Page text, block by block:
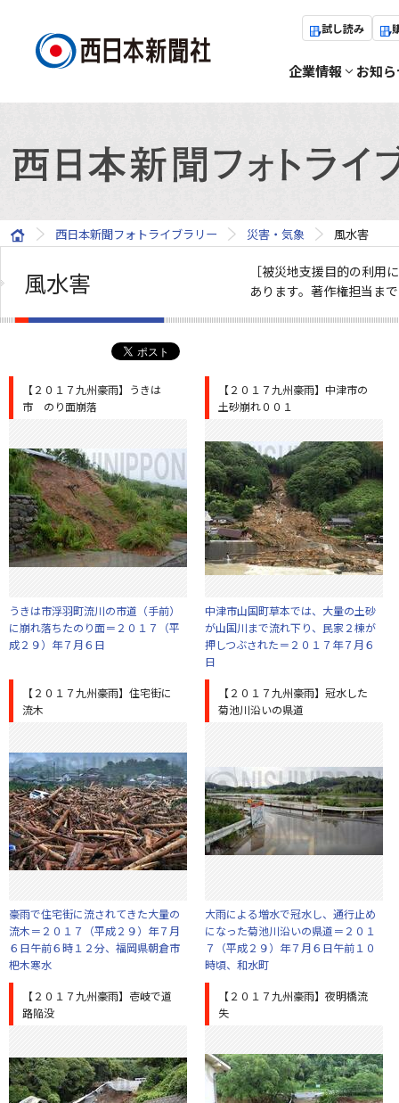
試し読み
企業情報 お知
西日本新聞フォトライブラリー 災害・気象 風水害
風水害
［被災地支援目的の利用
あります。著作権担当ま
【２０１７九州豪雨】うきは
市 のり面崩落
うきは市浮羽町流川の市道（手前）
に崩れ落ちたのり面＝２０１７（平
成２９）年７月６日
【２０１７九州豪雨】中津市の
土砂崩れ００１
中津市山国町草本では、大量の土砂
が山国川まで流れ下り、民家２棟が
押しつぶされた＝２０１７年７月６
日
【２０１７九州豪雨】住宅街に
流木
豪雨で住宅街に流されてきた大量の
流木＝２０１７（平成２９）年７月
６日午前６時１２分、福岡県朝倉市
杷木寒水
【２０１７九州豪雨】冠水した
菊池川沿いの県道
大雨による増水で冠水し、通行止め
になった菊池川沿いの県道＝２０１
７（平成２９）年７月６日午前１０
時頃、和水町
【２０１７九州豪雨】壱岐で道
路陥没
【２０１７九州豪雨】夜明橋流
失